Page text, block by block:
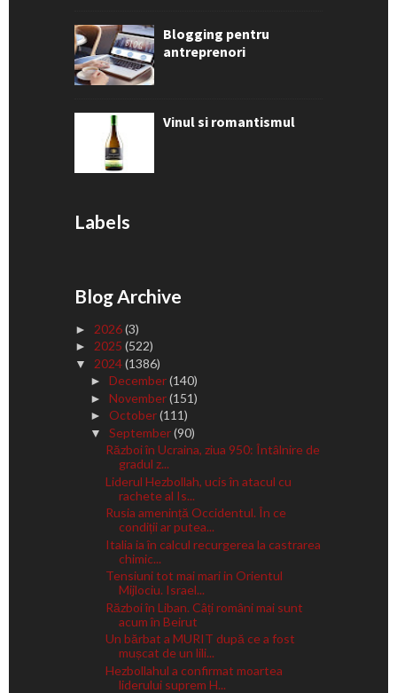
Blogging pentru
antreprenori
Vinul si romantismul
Labels
Blog Archive
► 2026(3)
► 2025 (522)
▼ 2024(1386)
► December(140)
► November(151)
► October(111)
▼ September(90)
Război în Ucraina, ziua 950: Întâlnire de
gradul z...
Liderul Hezbollah, ucis în atacul cu
rachete al Is...
Rusia amenință Occidentul. În ce
condiții ar putea...
Italia ia în calcul recurgerea la castrarea
chimic...
Tensiuni tot mai mari in Orientul
Mijlociu. Israel...
Război în Liban. Câți români mai sunt
acum în Beirut
Un bărbat a MURIT după ce a fost
mușcat de un lili...
Hezbollahul a confirmat moartea
liderului suprem H...